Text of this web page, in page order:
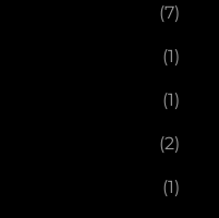
(7)
(1)
(1)
(2)
(1)